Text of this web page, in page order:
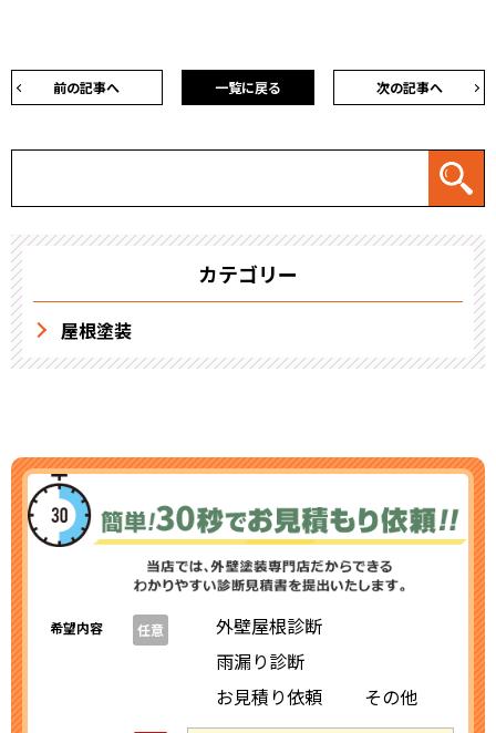
前の記事へ 次の記事へ
一覧に戻る
カテゴリー
屋根塗装
希望内容 任意
外壁屋根診断
雨漏り診断
お見積り依頼
その他